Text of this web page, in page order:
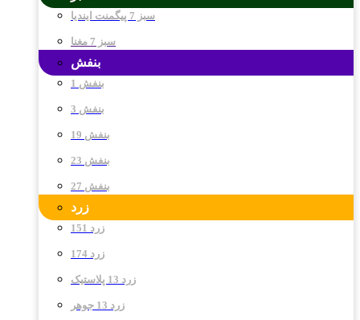
سبز 7 پیگمنت ایندیا
سبز 7 مغنا
بنفش
بنفش 1
بنفش 3
بنفش 19
بنفش 23
بنفش 27
زرد
زرد 151
زرد 174
زرد 13 پلاستیک
زرد 13 جوهر